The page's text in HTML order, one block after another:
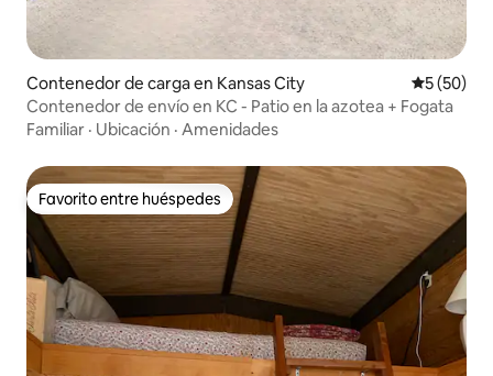
Contenedor de carga en Kansas City
5 (50)
Contenedor de envío en KC - Patio en la azotea + Fogata
Familiar · Ubicación · Amenidades
Favorito entre huéspedes
Favorito entre huéspedes